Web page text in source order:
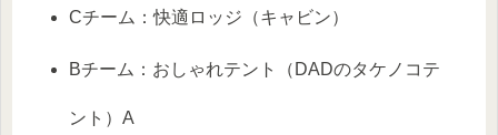
Cチーム：快適ロッジ（キャビン）
Bチーム：おしゃれテント（DADのタケノコテ
ント）A